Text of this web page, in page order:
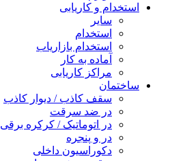
استخدام و کاریابی
سایر
استخدام
استخدام بازاریاب
آماده به کار
مراکز کاریابی
ساختمان
سقف کاذب / دیوار کاذب
در ضد سرقت
در اتوماتیک / کرکره برقی
در و پنجره
دکوراسیون داخلی